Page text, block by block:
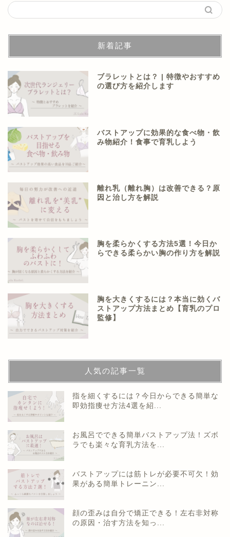
新着記事
ブラレットとは？ | 特徴やおすすめ
の選び方を紹介します
バストアップに効果的な食べ物・飲
み物紹介！食事で育乳しよう
離れ乳（離れ胸）は改善できる？原
因と治し方を解説
胸を柔らかくする方法5選！今日か
らできる柔らかい胸の作り方を解説
胸を大きくするには？本当に効くバ
ストアップ方法まとめ【育乳のプロ
監修】
人気の記事一覧
指を細くするには？今日からできる簡単な
即効指痩せ方法4選を紹...
お風呂でできる簡単バストアップ法！ズボ
ラでも楽々な育乳方法を...
バストアップには筋トレが必要不可欠！効
果がある簡単トレーニン...
顔の歪みは自分で矯正できる！左右非対称
の原因・治す方法を知っ...